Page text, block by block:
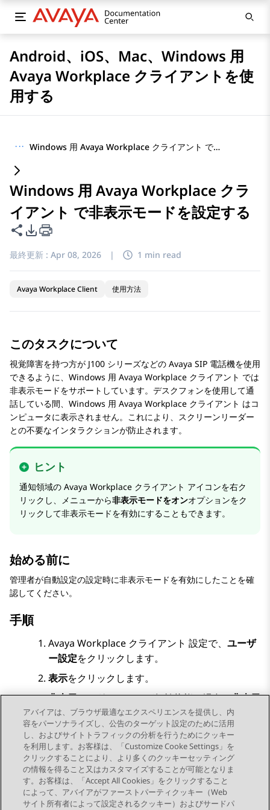
Android、iOS、Mac、Windows 用
Avaya Workplace クライアントを使
用する
··· Windows 用 Avaya Workplace クライアント で非表示モードを設定する
Windows 用 Avaya Workplace クラ
イアント で非表示モードを設定する
このページを共有
PDFエクスポートオプション
最終更新 : Apr 08, 2026 | 1 min read
Avaya Workplace Client 使用方法
このタスクについて
視覚障害を持つ方が J100 シリーズなどの Avaya SIP 電話機を使用
できるように、 Windows 用 Avaya Workplace クライアント では
非表示モードをサポートしています。デスクフォンを使用して通
話している間、 Windows 用 Avaya Workplace クライアント はコ
ンピュータに表示されません。これにより、スクリーンリーダー
との不要なインタラクションが防止されます。
ヒント
通知領域の Avaya Workplace クライアント アイコンを右ク
リックし、メニューから非表示モードをオンオプションをク
リックして非表示モードを有効にすることもできます。
始める前に
管理者が自動設定の設定時に非表示モードを有効にしたことを確
認してください。
手順
Avaya Workplace クライアント 設定で、 ユーザ
ー設定をクリックします。
表示をクリックします。
非表示モードスイッチが無効状態の場合、非表示
モードをクリックします。
変更内容を保存します。
Send Feedback
アバイアは、ブラウザ最適なエクスペリエンスを提供し、内
容をパーソナライズし、公告のターゲット設定のために活用
し、およびサイトトラフィックの分析を行うためにクッキー
を利用します。お客様は、「Customize Cooke Settings」を
クリックすることにより、より多くのクッキーセッティング
の情報を得ること又はカスタマイズすることが可能となりま
す。お客様は、「Accept All Cookies」をクリックすること
によって、アバイアがファーストパーティクッキー（Web
サイト所有者によって設定されるクッキー）およびサードパ